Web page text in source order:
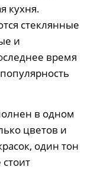
кухня.
стеклянные
и
время
в одном
цветов и
один тон